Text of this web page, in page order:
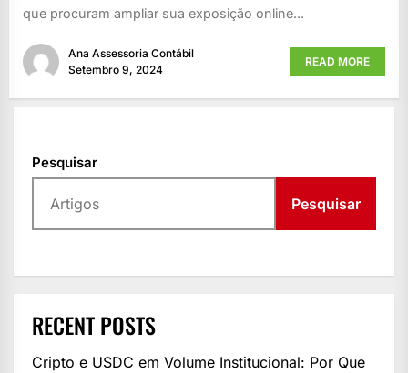
que procuram ampliar sua exposição online...
Ana Assessoria Contábil
Setembro 9, 2024
READ MORE
Pesquisar
Pesquisar
RECENT POSTS
Cripto e USDC em Volume Institucional: Por Que